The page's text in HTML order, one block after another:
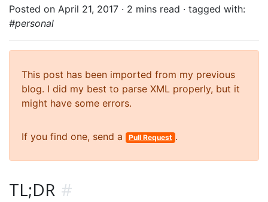
Posted on April 21, 2017 · 2 mins read · tagged with:
#personal
This post has been imported from my previous
blog. I did my best to parse XML properly, but it
might have some errors.
If you find one, send a Pull Request .
TL;DR #